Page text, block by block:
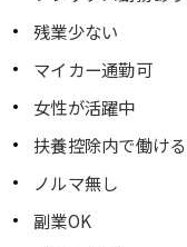
残業少ない
マイカー通勤可
女性が活躍中
扶養控除内で働ける
ノルマ無し
副業OK